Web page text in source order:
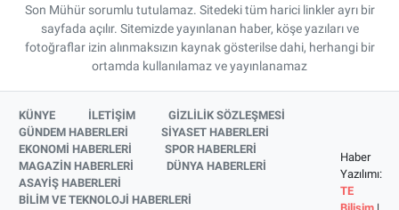
Son Mühür sorumlu tutulamaz. Sitedeki tüm harici linkler ayrı bir
sayfada açılır. Sitemizde yayınlanan haber, köşe yazıları ve
fotoğraflar izin alınmaksızın kaynak gösterilse dahi, herhangi bir
ortamda kullanılamaz ve yayınlanamaz
KÜNYE İLETİŞİM
GİZLİLİK SÖZLEŞMESİ
GÜNDEM HABERLERİ
SİYASET HABERLERİ
EKONOMİ HABERLERİ
SPOR HABERLERİ
MAGAZİN HABERLERİ
DÜNYA HABERLERİ
ASAYİŞ HABERLERİ
BİLİM VE TEKNOLOJİ HABERLERİ
Haber
Yazılımı:
TE